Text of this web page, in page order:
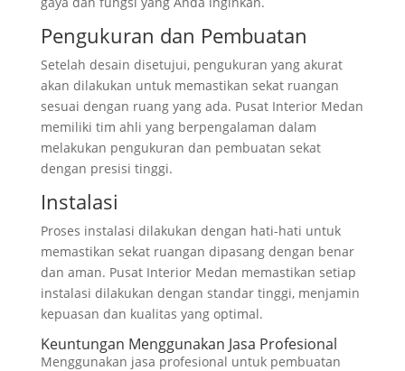
Pengukuran dan Pembuatan
Setelah desain disetujui, pengukuran yang akurat
akan dilakukan untuk memastikan sekat ruangan
sesuai dengan ruang yang ada. Pusat Interior Medan
memiliki tim ahli yang berpengalaman dalam
melakukan pengukuran dan pembuatan sekat
dengan presisi tinggi.
Instalasi
Proses instalasi dilakukan dengan hati-hati untuk
memastikan sekat ruangan dipasang dengan benar
dan aman. Pusat Interior Medan memastikan setiap
instalasi dilakukan dengan standar tinggi, menjamin
kepuasan dan kualitas yang optimal.
Keuntungan Menggunakan Jasa Profesional
Menggunakan jasa profesional untuk pembuatan